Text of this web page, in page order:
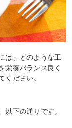
は、どのような工
栄養バランス良く
ください。
以下の通りです。